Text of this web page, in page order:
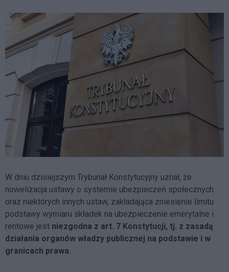
W dniu dzisiejszym Trybunał Konstytucyjny uznał, że
nowelizacja ustawy o systemie ubezpieczeń społecznych
oraz niektórych innych ustaw, zakładająca zniesienie limitu
podstawy wymiaru składek na ubezpieczenie emerytalne i
rentowe jest niezgodna z art. 7 Konstytucji, tj. z zasadą
działania organów władzy publicznej na podstawie i w
granicach prawa.